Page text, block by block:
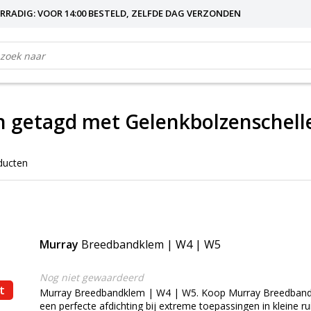
VOOR 14:00 BESTELD, ZELFDE DAG VERZONDEN
getagd met
Murray Breedbandklem | W4 | W5
Nog niet gewaardeerd
Murray Breedbandklem | W4 | W5. Koop Murray
een perfecte afdichting bij extreme toepassingen in kleine